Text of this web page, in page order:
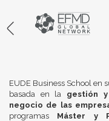
EUDE Business School en
basada en la gestión
negocio de las
programas Máster y